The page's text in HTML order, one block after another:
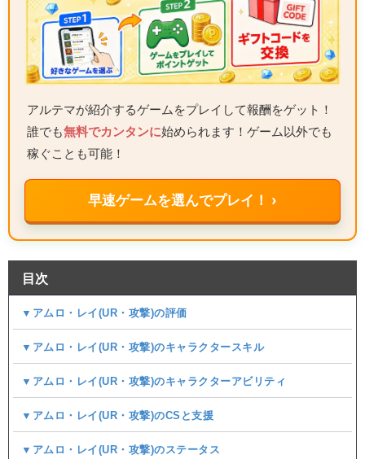
アルテマが紹介するゲームをプレイして報酬をゲット！
誰でも無料でカンタンに始められます！ゲーム以外でも
稼ぐことも可能！
早速ゲームを選んでプレイ！ ›
目次
▼アムロ・レイ(UR・攻撃)の評価
▼アムロ・レイ(UR・攻撃)のキャラクタースキル
▼アムロ・レイ(UR・攻撃)のキャラクターアビリティ
▼アムロ・レイ(UR・攻撃)のCSと支援
▼アムロ・レイ(UR・攻撃)のステータス